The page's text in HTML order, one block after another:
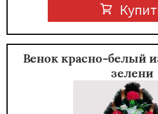
Венок красно-белый
зелени